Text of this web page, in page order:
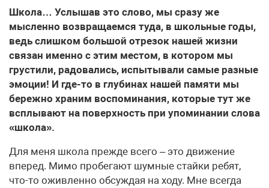
Школа… Услышав это слово, мы сразу же
мысленно возвращаемся туда, в школьные годы,
ведь слишком большой отрезок нашей жизни
связан именно с этим местом, в котором мы
грустили, радовались, испытывали самые разные
эмоции! И где-то в глубинах нашей памяти мы
бережно храним воспоминания, которые тут же
всплывают на поверхность при упоминании слова
«школа».
Для меня школа прежде всего – это движение
вперед. Мимо пробегают шумные стайки ребят,
что-то оживленно обсуждая на ходу. Мне всегда